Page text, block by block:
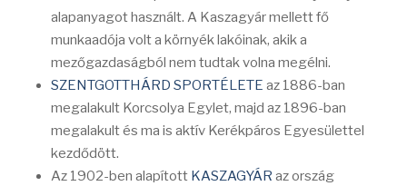
alapanyagot használt. A Kaszagyár mellett fő
munkaadója volt a környék lakóinak, akik a
mezőgazdaságból nem tudtak volna megélni.
SZENTGOTTHÁRD SPORTÉLETE az 1886-ban
megalakult Korcsolya Egylet, majd az 1896-ban
megalakult és ma is aktív Kerékpáros Egyesülettel
kezdődött.
Az 1902-ben alapított KASZAGYÁR az ország